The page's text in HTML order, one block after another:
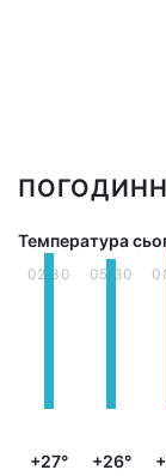
Температура
02:30
+27°
05:30
+26°